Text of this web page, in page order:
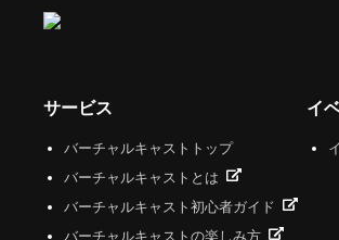
サービス
バーチャルキャストトップ
バーチャルキャストとは
バーチャルキャスト初心者ガイド
バーチャルキャストの楽しみ方
イ